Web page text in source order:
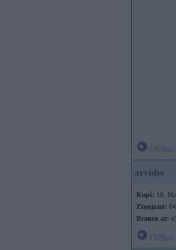
arvidso
Kopš: 18.
Ziņojumi: 64
Braucu ar: